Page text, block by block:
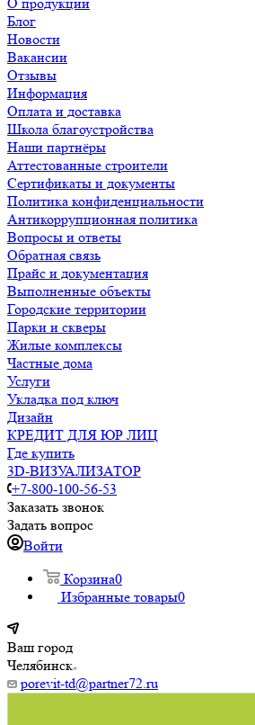
Блог
Новости
Вакансии
Отзывы
Информация
Оплата и доставка
Школа благоустройства
Наши партнёры
Аттестованные строители
Сертификаты и документы
Политика конфиденциальности
Антикоррупционная политика
Вопросы и ответы
Обратная связь
Прайс и документация
Выполненные объекты
Городские территории
Парки и скверы
Жилые комплексы
Частные дома
Услуги
Укладка под ключ
Дизайн
КРЕДИТ ДЛЯ ЮР ЛИЦ
Где купить
3D-ВИЗУАЛИЗАТОР
+7-800-100-56-53
Заказать звонок
Задать вопрос
Войти
Корзина0
Избранные товары0
Ваш город
Челябинск
porevit-td@partner72.ru